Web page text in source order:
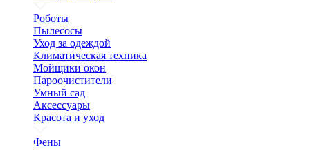
Роботы
Пылесосы
Уход за одеждой
Климатическая техника
Мойщики окон
Пароочистители
Умный сад
Аксессуары
Красота и уход
Фены